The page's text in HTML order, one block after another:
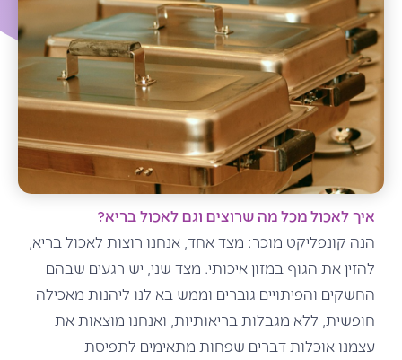
איך לאכול מכל מה שרוצים וגם לאכול בריא?
הנה קונפליקט מוכר: מצד אחד, אנחנו רוצות לאכול בריא,
להזין את הגוף במזון איכותי. מצד שני, יש רגעים שבהם
החשקים והפיתויים גוברים וממש בא לנו ליהנות מאכילה
חופשית, ללא מגבלות בריאותיות, ואנחנו מוצאות את
עצמנו אוכלות דברים שפחות מתאימים לתפיסת